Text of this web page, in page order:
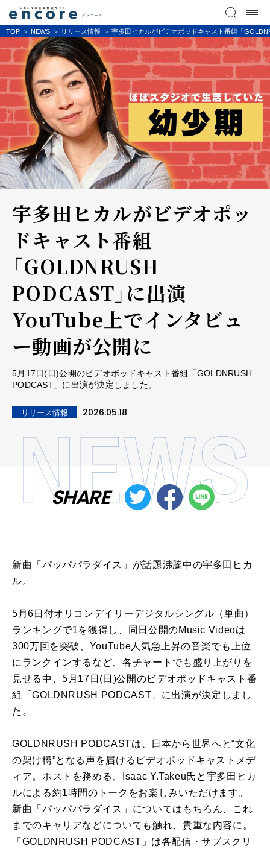
TOP NEWS リリース情報 宇多田ヒカルがビデオポッドキャスト番組「
宇多田ヒカルがビデオポッ
ドキャスト番組
「GOLDNRUSH
PODCAST」に出演
YouTube上でインタビュ
ー動画が公開に
5月17日(日)公開のビデオポッドキャスト番組「GOLDNRUSH
PODCAST」に出演が決定しました。
リリース情報 2026.05.18
SHARE
新曲「パッパパラダイス」が話題沸騰中の宇多田ヒカ
ル。
5月6日付オリコンデイリーデジタルシングル（単曲）
ランキングで1を獲得し、同日公開のMusic Videoは
300万回を突破、YouTube人気急上昇の音楽でも上位
にランクインするなど、各チャートでも盛り上がりを
見せる中、5月17日(日)公開のビデオポッドキャスト番
組「GOLDNRUSH PODCAST」に出演が決定しまし
た。
GOLDNRUSH PODCASTは、日本から世界へと“文化
の架け橋”となる声を届けるビデオポッドキャストメデ
ィア。ホストを務める、Isaac Y.Takeu氏と宇多田ヒカ
ルによる約1時間のトークをお楽しみいただけます。
新曲「パッパパラダイス」についてはもちろん、これ
までのキャリアなどについても触れ、貴重な内容に。
「GOLDNRUSH PODCAST」は各配信・サブスクリ